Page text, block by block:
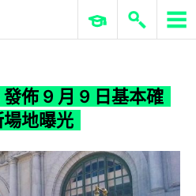
ERP 與商業 AI
佈 9 月 9 日基本確
地曝光